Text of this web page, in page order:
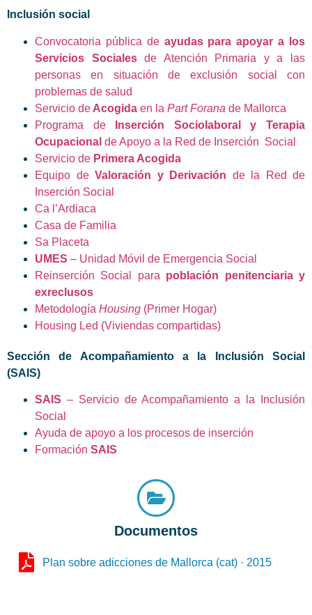
Inclusión social
Convocatoria pública de ayudas para apoyar a los
Servicios Socialesde Atención Primaria y a las
personas en situación de exclusión social con
problemas de salud
Servicio de Acogida en la Part Forana de Mallorca
Programa de
Inserción Sociolaboral y Terapia
Ocupacional de Apoyo a la Red de Inserción Social
Servicio de Primera Acogida
Equipo de Valoración y Derivación de la Red de
Inserción Social
Ca l’Ardiaca
Casa de Familia
Sa Placeta
UMES – Unidad Móvil de Emergencia Social
Reinserción Social para población penitenciaria y
exreclusos
Metodología Housing (Primer Hogar)
Housing Led (Viviendas compartidas)
Sección de Acompañamiento a la Inclusión Social
(SAIS)
SAIS – Servicio de Acompañamiento a la Inclusión
Social
Ayuda de apoyo a los procesos de inserción
Formación SAIS
Documentos
Plan sobre adicciones de Mallorca (cat) · 2015